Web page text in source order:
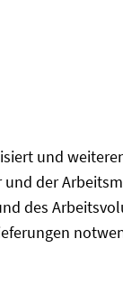
und
der
des